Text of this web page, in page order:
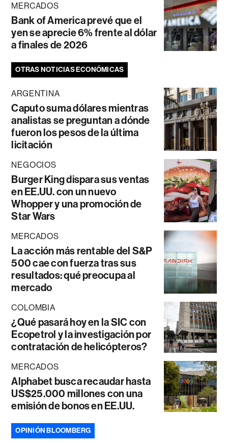
MERCADOS
Bank of America prevé que el
yen se aprecie 6% frente al dólar
a finales de 2026
OTRAS NOTICIAS ECONÓMICAS
ARGENTINA
Caputo suma dólares mientras
analistas se preguntan a dónde
fueron los pesos de la última
licitación
NEGOCIOS
Burger King dispara sus ventas
en EE.UU. con un nuevo
Whopper y una promoción de
Star Wars
MERCADOS
La acción más rentable del S&P
500 cae con fuerza tras sus
resultados: qué preocupa al
mercado
COLOMBIA
¿Qué pasará hoy en la SIC con
Ecopetrol y la investigación por
contratación de helicópteros?
MERCADOS
Alphabet busca recaudar hasta
US$25.000 millones con una
emisión de bonos en EE.UU.
OPINIÓN BLOOMBERG